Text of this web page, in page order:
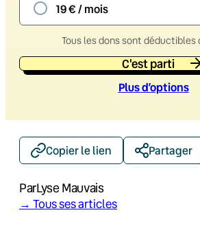
19 € / mois
Tous les dons sont déductibles
C'est parti
Plus d’options
Copier le lien Partager
ParLyse Mauvais
→ Tous ses articles